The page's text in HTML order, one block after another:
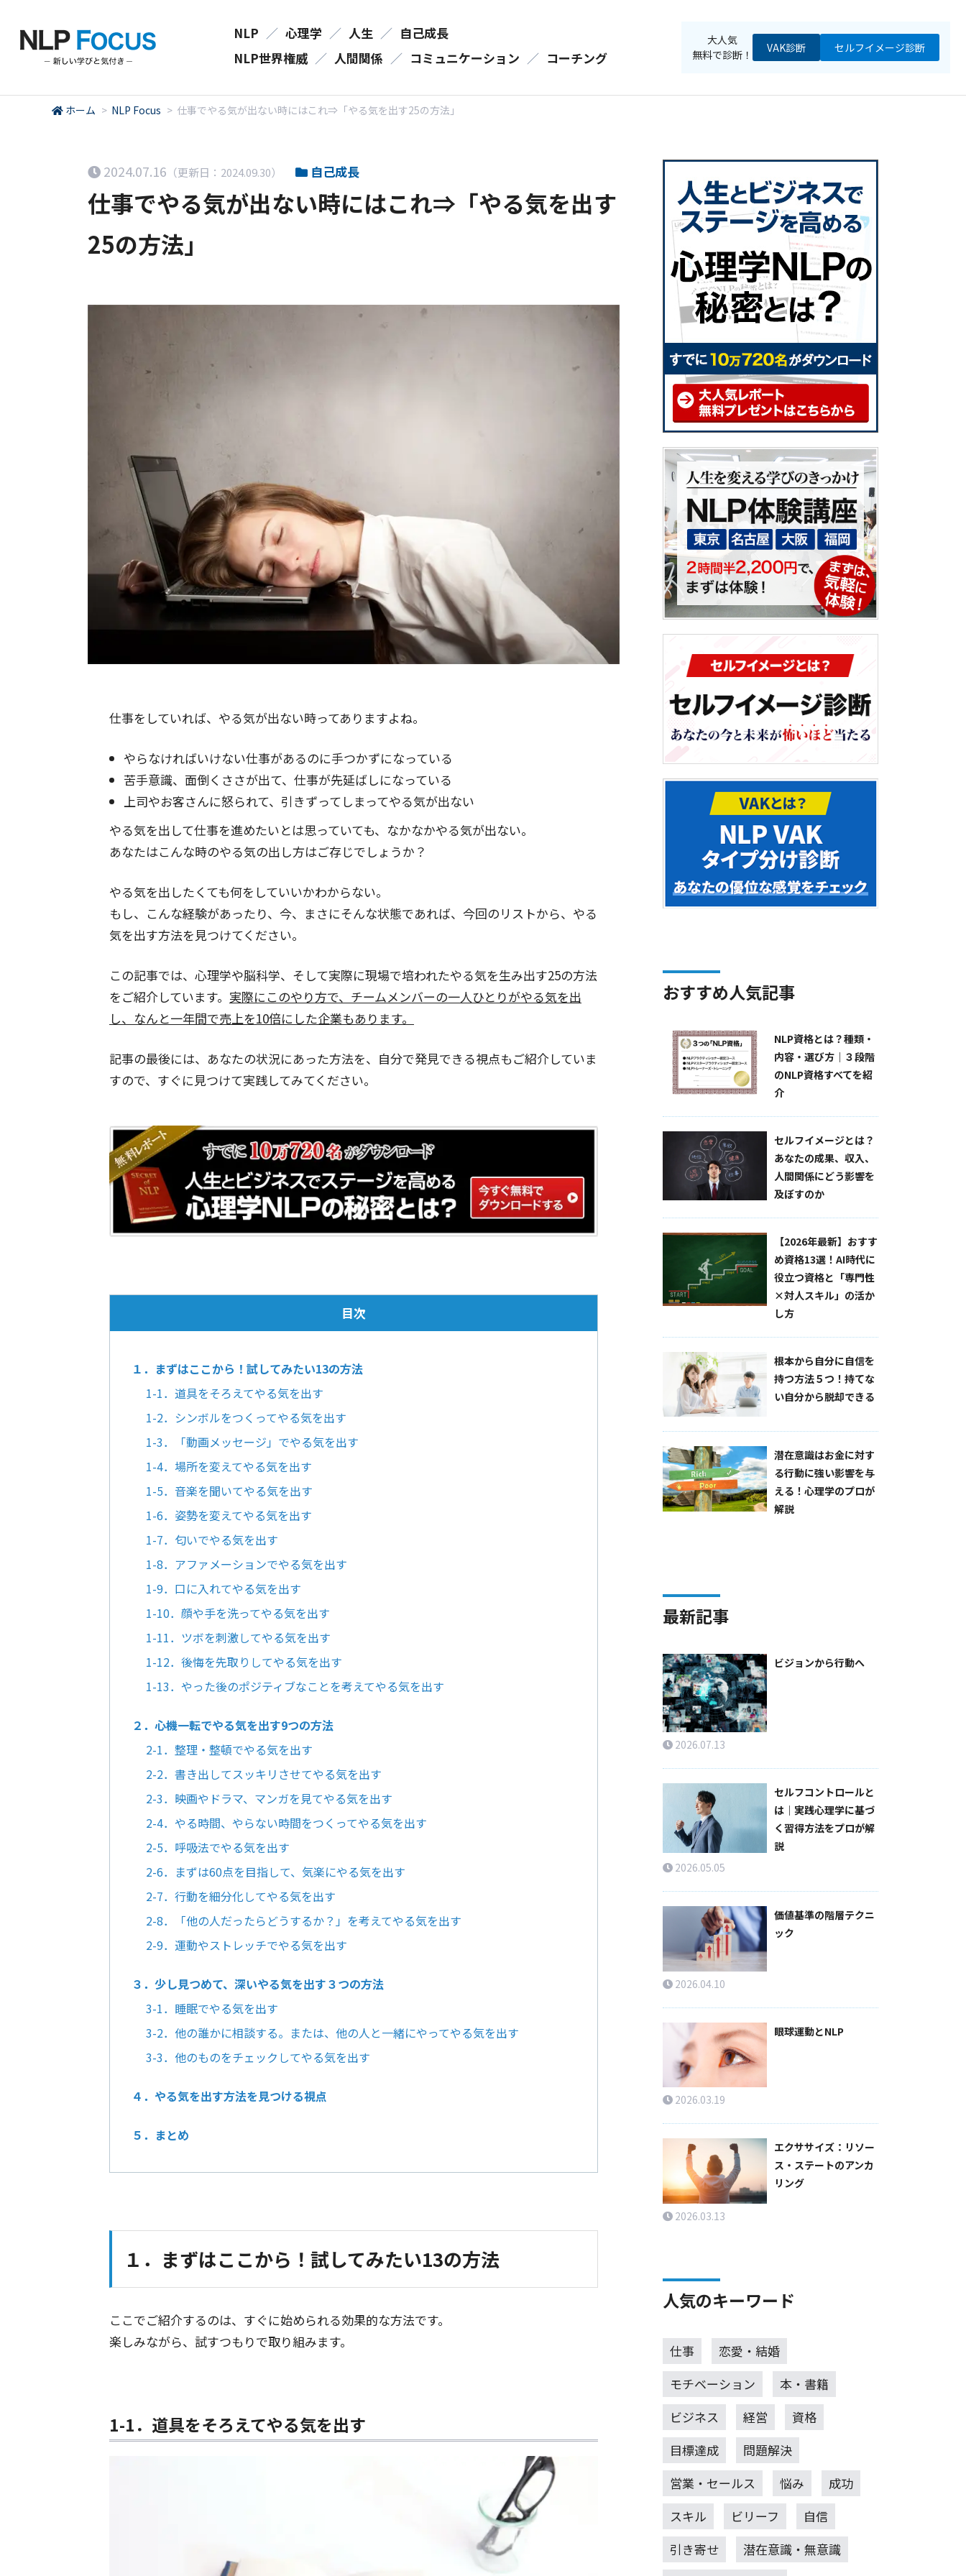
NLP ／ 心理学 ／ 人生 ／ 自己成長
NLP世界権威 ／ 人間関係 ／ コミュニケーション ／ コーチング
大人気
無料で診断！
VAK診断 セルフイメージ診断
ホーム > NLP Focus > 仕事でやる気が出ない時にはこれ⇒「やる気を出す25の方法」
2024.07.16 （更新日：2024.09.30） 自己成長
仕事でやる気が出ない時にはこれ⇒「やる気を出す
25の方法」
仕事をしていれば、やる気が出ない時ってありますよね。
やらなければいけない仕事があるのに手つかずになっている
苦手意識、面倒くささが出て、仕事が先延ばしになっている
上司やお客さんに怒られて、引きずってしまってやる気が出ない
やる気を出して仕事を進めたいとは思っていても、なかなかやる気が出ない。
あなたはこんな時のやる気の出し方はご存じでしょうか？
やる気を出したくても何をしていいかわからない。
もし、こんな経験があったり、今、まさにそんな状態であれば、今回のリストから、やる
気を出す方法を見つけてください。
この記事では、心理学や脳科学、そして実際に現場で培われたやる気を生み出す25の方法
をご紹介しています。 実際にこのやり方で、チームメンバーの一人ひとりがやる気を出
し、なんと一年間で売上を10倍にした企業もあります。
記事の最後には、あなたの状況にあった方法を、自分で発見できる視点もご紹介していま
すので、すぐに見つけて実践してみてください。
目次
１．まずはここから！試してみたい13の方法
1-1．道具をそろえてやる気を出す
1-2．シンボルをつくってやる気を出す
1-3．「動画メッセージ」でやる気を出す
1-4．場所を変えてやる気を出す
1-5．音楽を聞いてやる気を出す
1-6．姿勢を変えてやる気を出す
1-7．匂いでやる気を出す
1-8．アファメーションでやる気を出す
1-9．口に入れてやる気を出す
1-10．顔や手を洗ってやる気を出す
1-11．ツボを刺激してやる気を出す
1-12．後悔を先取りしてやる気を出す
1-13．やった後のポジティブなことを考えてやる気を出す
２．心機一転でやる気を出す9つの方法
2-1．整理・整頓でやる気を出す
2-2．書き出してスッキリさせてやる気を出す
2-3．映画やドラマ、マンガを見てやる気を出す
2-4．やる時間、やらない時間をつくってやる気を出す
2-5．呼吸法でやる気を出す
2-6．まずは60点を目指して、気楽にやる気を出す
2-7．行動を細分化してやる気を出す
2-8．「他の人だったらどうするか？」を考えてやる気を出す
2-9．運動やストレッチでやる気を出す
３．少し見つめて、深いやる気を出す３つの方法
3-1．睡眠でやる気を出す
3-2．他の誰かに相談する。または、他の人と一緒にやってやる気を出す
3-3．他のものをチェックしてやる気を出す
４．やる気を出す方法を見つける視点
５．まとめ
１．まずはここから！試してみたい13の方法
ここでご紹介するのは、すぐに始められる効果的な方法です。
楽しみながら、試すつもりで取り組みます。
1-1．道具をそろえてやる気を出す
おすすめ人気記事
NLP資格とは？種類・
内容・選び方｜３段階
のNLP資格すべてを紹
介
セルフイメージとは？
あなたの成果、収入、
人間関係にどう影響を
及ぼすのか
【2026年最新】おすす
め資格13選！AI時代に
役立つ資格と「専門性
×対人スキル」の活か
し方
根本から自分に自信を
持つ方法５つ！持てな
い自分から脱却できる
潜在意識はお金に対す
る行動に強い影響を与
える！心理学のプロが
解説
最新記事
ビジョンから行動へ
2026.07.13
セルフコントロールと
は｜実践心理学に基づ
く習得方法をプロが解
説
2026.05.05
価値基準の階層テクニ
ック
2026.04.10
眼球運動とNLP
2026.03.19
エクササイズ：リソー
ス・ステートのアンカ
リング
2026.03.13
人気のキーワード
仕事
恋愛・結婚
モチベーション
本・書籍
ビジネス
経営
資格
目標達成
問題解決
営業・セールス
悩み
成功
スキル
ビリーフ
自信
引き寄せ
潜在意識・無意識